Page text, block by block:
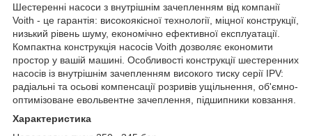
Шестеренні насоси з внутрішнім зачепленням від компанії
Voith - це гарантія: високоякісної технології, міцної конструкції,
низький рівень шуму, економічно ефективної експлуатації.
Компактна конструкція насосів Voith дозволяє економити
простор у вашій машині. Особливості конструкції шестеренних
насосів із внутрішнім зачепленням високого тиску серії IPV:
радіальні та осьові компенсації розривів ущільнення, об'ємно-
оптимізоване евольвентне зачеплення, підшипники ковзання.
Характеристика